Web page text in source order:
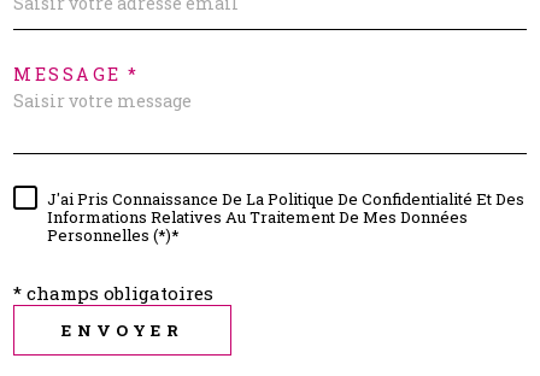
MESSAGE *
J'ai Pris Connaissance De La Politique De Confidentialité Et Des
Informations Relatives Au Traitement De Mes Données
Personnelles (*)*
* champs obligatoires
ENVOYER